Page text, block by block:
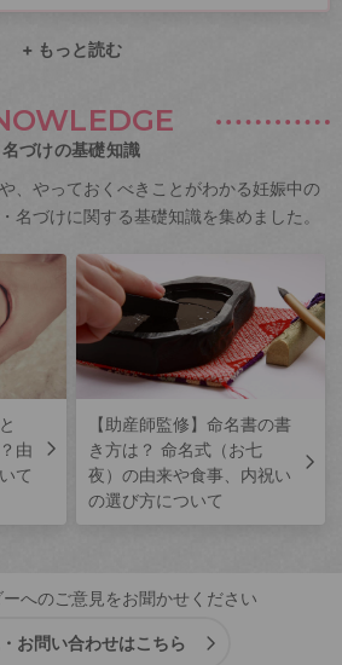
+ もっと読む
名づけの基礎知識
、やっておくべきことがわかる妊娠中の
名づけに関する基礎知識を集めました。
由
て
【助産師監修】命名書の書
き方は？ 命名式（お七
夜）の由来や食事、内祝い
の選び方について
へのご意見をお聞かせください
お問い合わせはこちら